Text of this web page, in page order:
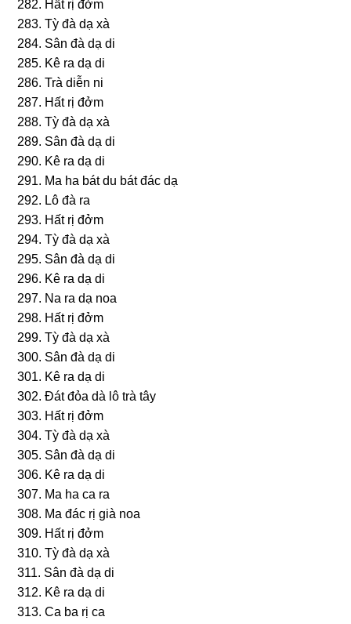
282. Hất rị đởm
283. Tỳ đà dạ xà
284. Sân đà dạ di
285. Kê ra dạ di
286. Trà diễn ni
287. Hất rị đởm
288. Tỳ đà dạ xà
289. Sân đà dạ di
290. Kê ra dạ di
291. Ma ha bát du bát đác dạ
292. Lô đà ra
293. Hất rị đởm
294. Tỳ đà dạ xà
295. Sân đà dạ di
296. Kê ra dạ di
297. Na ra dạ noa
298. Hất rị đởm
299. Tỳ đà dạ xà
300. Sân đà dạ di
301. Kê ra dạ di
302. Ðát đỏa dà lô trà tây
303. Hất rị đởm
304. Tỳ đà dạ xà
305. Sân đà dạ di
306. Kê ra dạ di
307. Ma ha ca ra
308. Ma đác rị ɡià noa
309. Hất rị đởm
310. Tỳ đà dạ xà
311. Sân đà dạ di
312. Kê ra dạ di
313. Ca ba rị ca